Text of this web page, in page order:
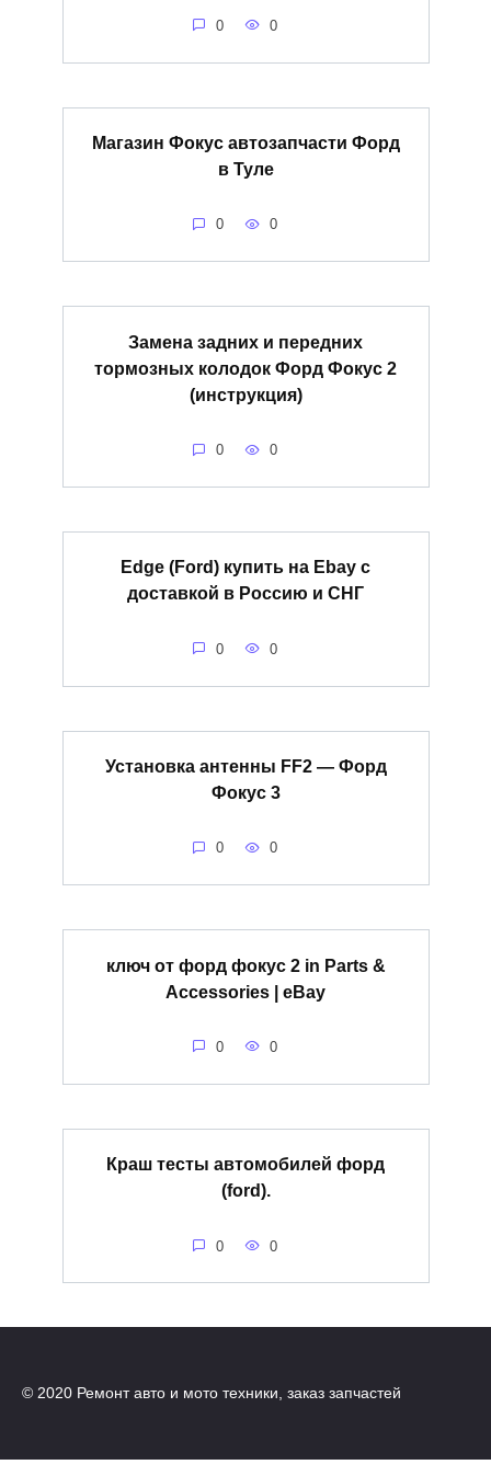
0 0
Магазин Фокус автозапчасти Форд
в Туле
0 0
Замена задних и передних
тормозных колодок Форд Фокус 2
(инструкция)
0 0
Edge (Ford) купить на Ebay с
доставкой в Россию и СНГ
0 0
Установка антенны FF2 — Форд
Фокус 3
0 0
ключ от форд фокус 2 in Parts &
Accessories | eBay
0 0
Краш тесты автомобилей форд
(ford).
0 0
© 2020 Ремонт авто и мото техники, заказ запчастей